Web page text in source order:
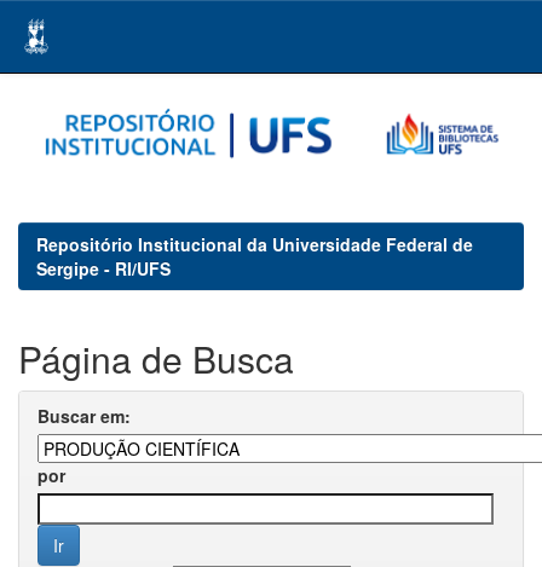
navigation
Repositório Institucional da Universidade Federal de
Sergipe - RI/UFS
Página de Busca
Buscar em:
por